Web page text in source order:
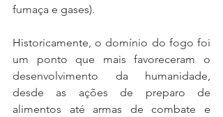
fumaça e gases).
Historicamente, o domínio do fogo foi
um ponto que mais favoreceram o
desenvolvimento da humanidade,
desde as ações de preparo de
alimentos até armas de combate e